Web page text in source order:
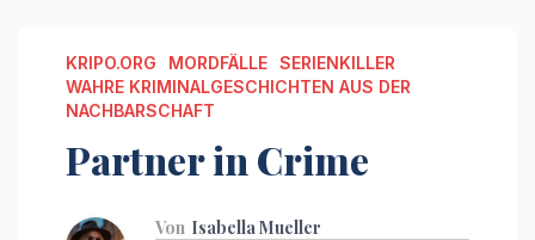
KRIPO.ORG MORDFÄLLE SERIENKILLER
WAHRE KRIMINALGESCHICHTEN AUS DER
NACHBARSCHAFT
Partner in Crime
Von Isabella Mueller